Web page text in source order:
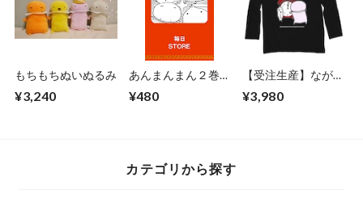
もちもちぬいぬるみ
¥3,240
あんまんまん２巻
¥480
【受注生産】ながそ
¥3,980
カテゴリから探す